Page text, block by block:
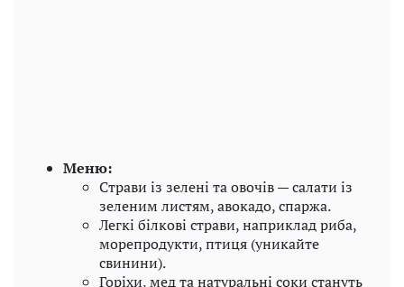
Меню:
Страви із зелені та овочів — салати із
зеленим листям, авокадо, спаржа.
Легкі білкові страви, наприклад риба,
морепродукти, птиця (уникайте
свинини).
Горіхи, мед та натуральні соки стануть